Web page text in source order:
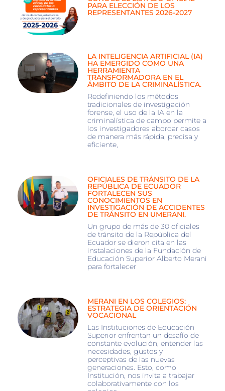
PARA ELECCIÓN DE LOS
REPRESENTANTES 2026-2027
LA INTELIGENCIA ARTIFICIAL (IA)
HA EMERGIDO COMO UNA
HERRAMIENTA
TRANSFORMADORA EN EL
ÁMBITO DE LA CRIMINALÍSTICA.
Redefiniendo los métodos
tradicionales de investigación
forense, el uso de la IA en la
criminalística de campo permite a
los investigadores abordar casos
de manera más rápida, precisa y
eficiente,
OFICIALES DE TRÁNSITO DE LA
REPÚBLICA DE ECUADOR
FORTALECEN SUS
CONOCIMIENTOS EN
INVESTIGACIÓN DE ACCIDENTES
DE TRÁNSITO EN UMERANI.
Un grupo de más de 30 oficiales
de tránsito de la República del
Ecuador se dieron cita en las
instalaciones de la Fundación de
Educación Superior Alberto Merani
para fortalecer
MERANI EN LOS COLEGIOS:
ESTRATEGIA DE ORIENTACIÓN
VOCACIONAL
Las Instituciones de Educación
Superior enfrentan un desafío de
constante evolución, entender las
necesidades, gustos y
perceptivas de las nuevas
generaciones. Esto, como
Institución, nos invita a trabajar
colaborativamente con los